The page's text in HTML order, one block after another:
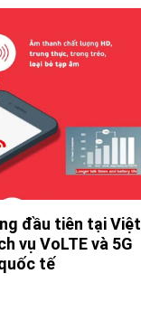
đầu tiên tại Việt
vụ VoLTE và 5G
tế